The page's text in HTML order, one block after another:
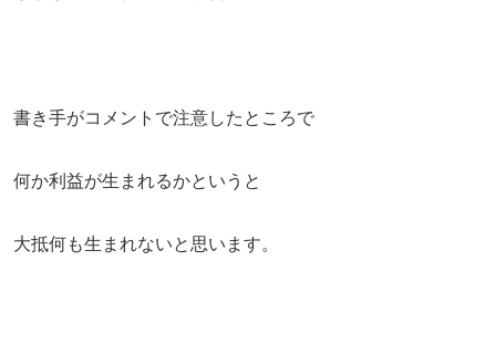
書き手がコメントで注意したところで
何か利益が生まれるかというと
大抵何も生まれないと思います。